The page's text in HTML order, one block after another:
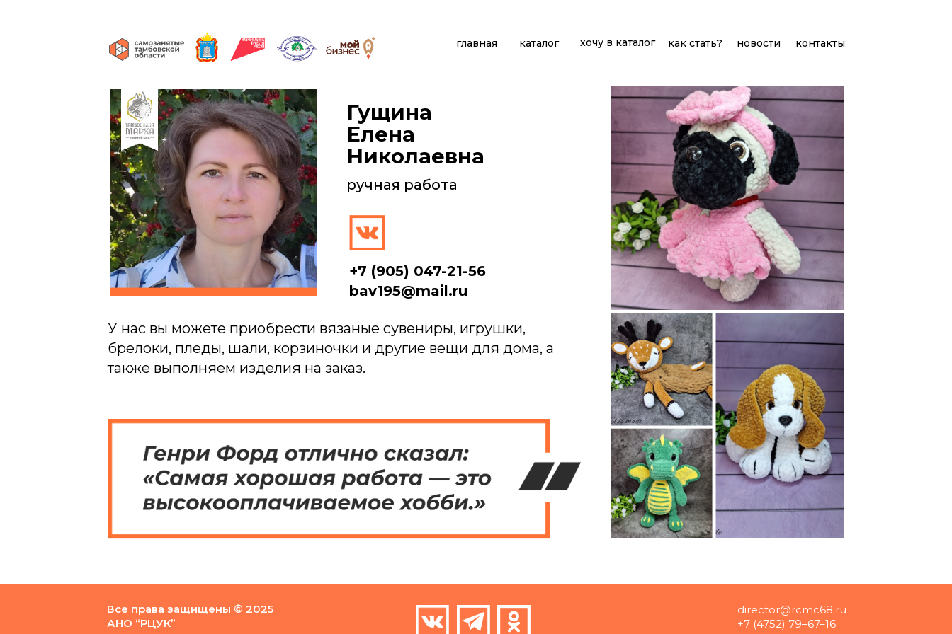
У нас вы можете приобрести вязаные сувениры, игрушки,
брелоки, пледы, шали, корзиночки и другие вещи для дома, а
также выполняем изделия на заказ.
Гущина
Елена
Николаевна
главная как стать?
каталог новости
хочу в каталог контакты
+7 (905) 047-21-56
bav195@mail.ru
ручная работа
director@rcmc68.ru
+7 (4752) 79–67–16
Все права защищены © 2025
АНО “РЦУК”